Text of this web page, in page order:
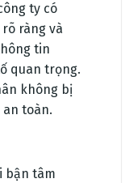
ty có
ràng và
tin
quan trọng.
không bị
toàn.
bận tâm